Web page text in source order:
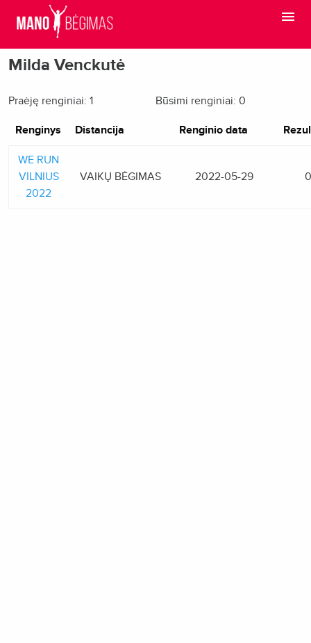
Milda Venckutė
Praėję renginiai: 1 Būsimi renginiai: 0
Renginys Distancija Renginio data
WE RUN
VILNIUS
2022
VAIKŲ BĖGIMAS 2022-05-29